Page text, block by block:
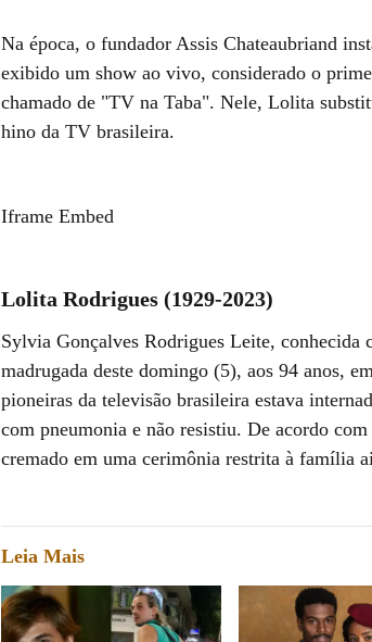
Na época, o fundador Assis Chateaubriand
exibido um show ao vivo, considerado o
chamado de "TV na Taba". Nele, Lolita
hino da TV brasileira.
Iframe Embed
Lolita Rodrigues (1929-2023)
Sylvia Gonçalves Rodrigues Leite, conhecida
madrugada deste domingo (5), aos 94 anos,
pioneiras da televisão brasileira estava
com pneumonia e não resistiu. De acordo
cremado em uma cerimônia restrita à família
Leia Mais